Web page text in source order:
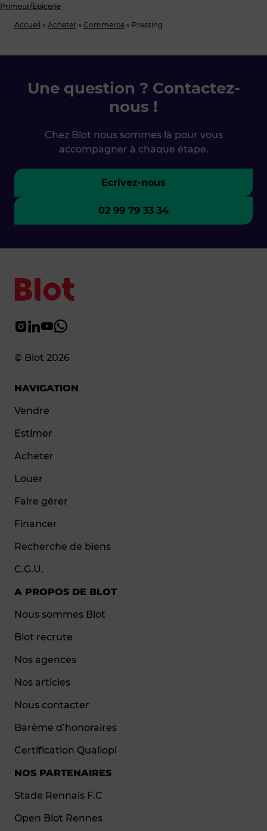
Accueil » Acheter » Commerce » Pressing
Primeur/Epicerie
Une question ? Contactez-
nous !
Chez Blot nous sommes là pour vous
accompagner à chaque étape.
Ecrivez-nous
02 99 79 33 34
© Blot 2026
NAVIGATION
Vendre
Estimer
Acheter
Louer
Faire gérer
Financer
Recherche de biens
C.G.U.
A PROPOS DE BLOT
Nous sommes Blot
Blot recrute
Nos agences
Nos articles
Nous contacter
Barème d’honoraires
Certification Qualiopi
NOS PARTENAIRES
Stade Rennais F.C
Open Blot Rennes